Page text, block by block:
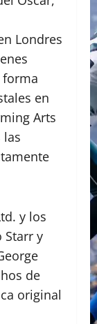
Londres
en
Arts
las
y los
Starr y
de
original